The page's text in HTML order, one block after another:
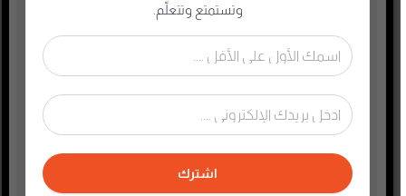
أسلحة وحروب
ألعاب
إدارة وتسويق
اجتماعي وحواري
الأنمي و المانجا
التجارة الإلكترونية
وتستمتع وتتعلّم.
اشترك